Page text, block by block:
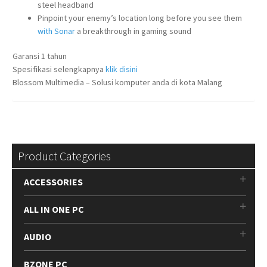
steel headband
Pinpoint your enemy’s location long before you see them
with Sonara breakthrough in gaming sound
Garansi 1 tahun
Spesifikasi selengkapnya klik disini
Blossom Multimedia – Solusi komputer anda di kota Malang
Product Categories
ACCESSORIES
ALL IN ONE PC
AUDIO
BZONE PC